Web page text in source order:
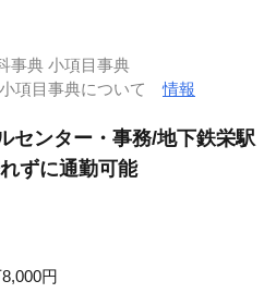
事典 小項目事典
小項目事典について情報
センター・事務/地下鉄栄駅
ずに通勤可能
円